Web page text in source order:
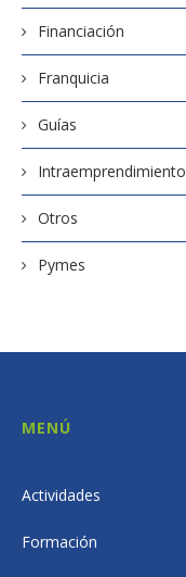
Financiación
Franquicia
Guías
Intraemprendimiento
Otros
Pymes
MENÚ
Actividades
Formación